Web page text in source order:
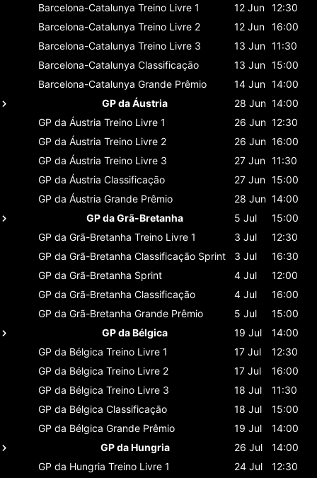
Barcelona-Catalunya Treino Livre 1 12 Jun 12:30
Barcelona-Catalunya Treino Livre 2 12 Jun 16:00
Barcelona-Catalunya Treino Livre 3 13 Jun 11:30
Barcelona-Catalunya Classificaçāo 13 Jun 15:00
Barcelona-Catalunya Grande Prêmio 14 Jun 14:00
GP da Áustria
28 Jun 14:00
GP da Áustria Treino Livre 1 26 Jun 12:30
GP da Áustria Treino Livre 2 26 Jun 16:00
GP da Áustria Treino Livre 3 27 Jun 11:30
GP da Áustria Classificaçāo 27 Jun 15:00
GP da Áustria Grande Prêmio 28 Jun 14:00
GP da Grã-Bretanha
5 Jul
15:00
GP da Grã-Bretanha Treino Livre 1 3 Jul
12:30
GP da Grã-Bretanha Classificaçāo Sprint 3 Jul
16:30
GP da Grã-Bretanha Sprint 4 Jul
12:00
GP da Grã-Bretanha Classificaçāo 4 Jul
16:00
GP da Grã-Bretanha Grande Prêmio 5 Jul
15:00
GP da Bélgica
19 Jul
14:00
GP da Bélgica Treino Livre 1 17 Jul
12:30
GP da Bélgica Treino Livre 2 17 Jul
16:00
GP da Bélgica Treino Livre 3 18 Jul
11:30
GP da Bélgica Classificaçāo 18 Jul
15:00
GP da Bélgica Grande Prêmio 19 Jul
14:00
GP da Hungria
26 Jul
14:00
GP da Hungria Treino Livre 1 24 Jul
12:30